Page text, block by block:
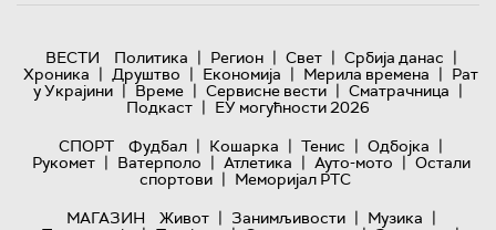
ВЕСТИ Политика | Регион | Свет | Србија данас |
Хроника | Друштво | Економија | Мерила времена | Рат
у Украјини | Време | Сервисне вести | Сматрачница |
Подкаст | ЕУ могућности 2026
СПОРТ
Фудбал | Кошарка | Тенис | Одбојка |
Рукомет | Ватерполо | Атлетика | Ауто-мото | Остали
спортови | Меморијал РТС
МАГАЗИН
Живот | Занимљивости | Музика |